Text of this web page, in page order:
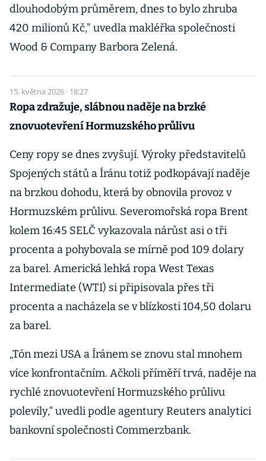
dlouhodobým průměrem, dnes to bylo zhruba
420 milionů Kč," uvedla makléřka společnosti
Wood & Company Barbora Zelená.
15. května 2026 · 18:27
Ropa zdražuje, slábnou naděje na brzké
znovuotevření Hormuzského průlivu
Ceny ropy se dnes zvyšují. Výroky představitelů
Spojených států a Íránu totiž podkopávají naděje
na brzkou dohodu, která by obnovila provoz v
Hormuzském průlivu. Severomořská ropa Brent
kolem 16:45 SELČ vykazovala nárůst asi o tři
procenta a pohybovala se mírně pod 109 dolary
za barel. Americká lehká ropa West Texas
Intermediate (WTI) si připisovala přes tři
procenta a nacházela se v blízkosti 104,50 dolaru
za barel.
„Tón mezi USA a Íránem se znovu stal mnohem
více konfrontačním. Ačkoli příměří trvá, naděje na
rychlé znovuotevření Hormuzského průlivu
polevily,“ uvedli podle agentury Reuters analytici
bankovní společnosti Commerzbank.